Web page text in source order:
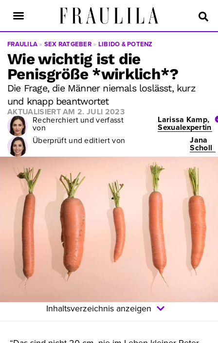
FRAULILA » SEX RATGEBER » LIBIDO & POTENZ
Wie wichtig ist die
Penisgröße *wirklich*?
Die Frage, die Männer niemals loslässt, kurz
und knapp beantwortet
AKTUALISIERT AM2. JULI 2023
Recherchiert und verfasst
von
Larissa Kamp,
Sexualexpertin
Überprüft und editiert von Jana
Scholl
Inhaltsverzeichnis anzeigen